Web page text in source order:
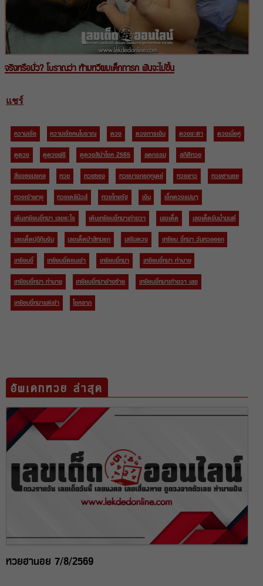
จริงหรือมั่ว? โบราณว่า ห้ามหวีผมเด็กทารก ฟันจะไม่ขึ้น
แชร์
ความเชื่อ ความเชื่อคนโบราณ ดวง ดวงการเงิน ดวงชะตา
ดวงเนื้อคู่
ดูดวง
ดูดวงฟรี ดูดวงสีนำโชค 2565 ลดกรรม
สถิติหวย
สิ่งของมงคล
หวย หวยซอง หวยบางกอกทูเดย์ หวยลาว
หวยฮานอย
หวยเจ้าพายุ
หวยเดลินิวส์ หวยไทยรัฐ เงิน
เช็คดวงแม่นๆ
เดินเหยียบขี้หมา เลขอะไร
เดินเหยียบขี้หมาเท้าขวา เลขเด็ด
เลขเด็ดขันน้ำมนต์
เลขเด็ดปฏิทินจีน
เลขเด็ดม้าสีหมอก เสริมดวง
เหยียบ ขี้หมา วันหวยออก
เหยียบขี้
เหยียบขี้ตอนเช้า เหยียบขี้หมา
เหยียบขี้หมา ทำนาย
เหยียบขี้หมา ทํานาย
เหยียบขี้หมาข้างซ้าย
เหยียบขี้หมาเท้าขวา เลข
เหยียบขี้หมาแต่เช้า
โชคลาภ
อัพเดทหวย ล่าสุด
หวยฮานอย 7/8/2569